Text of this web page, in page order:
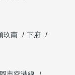
玖南
下府